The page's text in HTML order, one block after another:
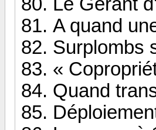
A quand
Surplombs
«
Quand